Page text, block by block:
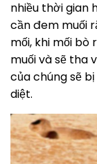
nhiều thời gian
cần đem muối
mối, khi mối
muối và sẽ tha
của chúng sẽ
diệt.